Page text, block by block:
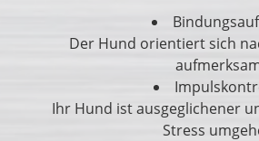
Der Hund orientiert sich
Ihr Hund ist ausgeglichener
Stress